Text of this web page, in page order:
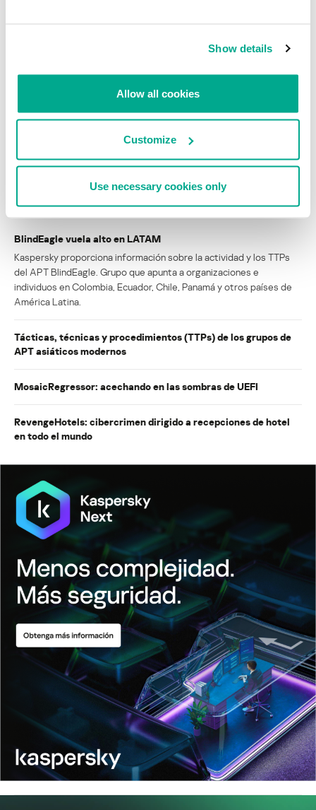
Show details
Allow all cookies
Customize
Use necessary cookies only
Predicciones de privacidad para
ANNA LARKINA
BOLETÍN DE SEGURIDAD DE
Ciberamenazas para las
industrias e infraestructuras de
INFORMES
BlindEagle vuela alto en LATAM
Kaspersky proporciona información sobre la actividad y los TTPs
del APT BlindEagle. Grupo que apunta a organizaciones e
individuos en Colombia, Ecuador, Chile, Panamá y otros países de
América Latina.
Tácticas, técnicas y procedimientos (TTPs) de los grupos de
APT asiáticos modernos
MosaicRegressor: acechando en las sombras de UEFI
RevengeHotels: cibercrimen dirigido a recepciones de hotel
en todo el mundo